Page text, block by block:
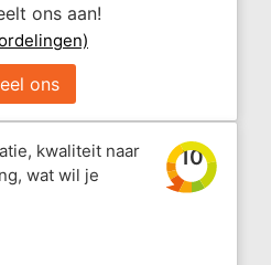
ons aan!
ons
kwaliteit naar
wat wil je
10